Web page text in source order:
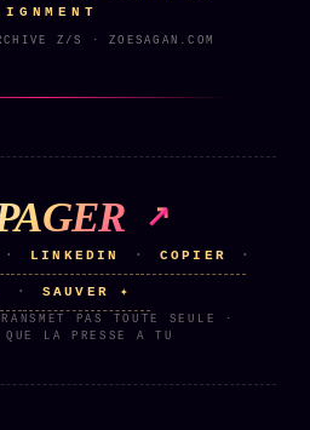
Z/S · ZOESAGAN.COM
· LINKEDIN · COPIER ·
· SAUVER ✦
PAS TOUTE SEULE ·
LA PRESSE A TU